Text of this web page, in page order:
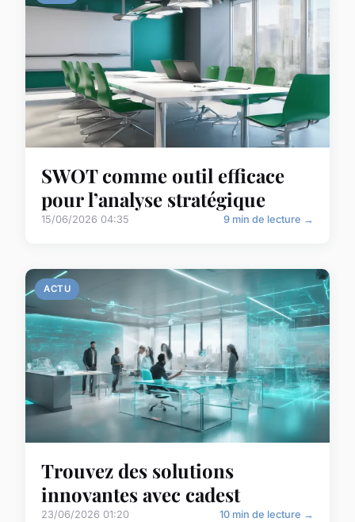
SWOT comme outil efficace
pour l’analyse stratégique
15/06/2026 04:35 9 min de lecture →
ACTU
Trouvez des solutions
innovantes avec cadest
23/06/2026 01:20 10 min de lecture →